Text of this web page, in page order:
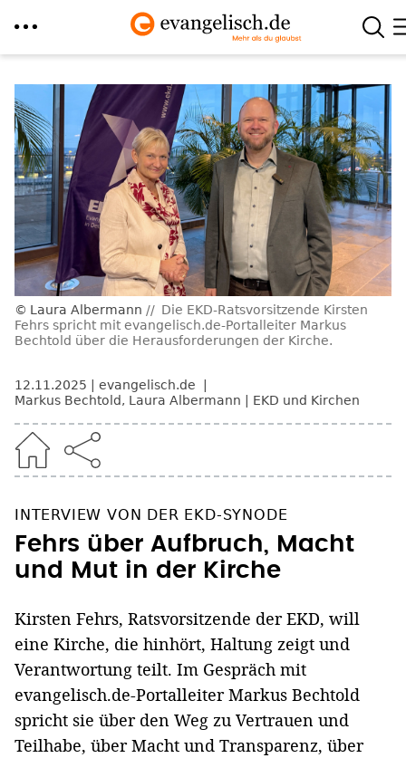
Inhalt
Laura Albermann
Die EKD-Ratsvorsitzende Kirsten
Fehrs spricht mit evangelisch.de-Portalleiter Markus
Bechtold über die Herausforderungen der Kirche.
12.11.2025
evangelisch.de
Markus Bechtold, Laura Albermann EKD und Kirchen
INTERVIEW VON DER EKD-SYNODE
Fehrs über Aufbruch, Macht
und Mut in der Kirche
Kirsten Fehrs, Ratsvorsitzende der EKD, will
eine Kirche, die hinhört, Haltung zeigt und
Verantwortung teilt. Im Gespräch mit
evangelisch.de-Portalleiter Markus Bechtold
spricht sie über den Weg zu Vertrauen und
Teilhabe, über Macht und Transparenz, über